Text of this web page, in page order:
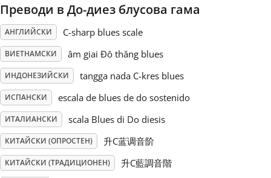
Polski
Português
Русский
Svenska
Tiếng Việt
Преводи в До-диез блусова гама
АНГЛИЙСКИ C-sharp blues scale
ВИЕТНАМСКИ âm giai Đô thăng blues
ИНДОНЕЗИЙСКИ tangga nada C-kres blues
ИСПАНСКИ escala de blues de do sostenido
ИТАЛИАНСКИ scala Blues di Do diesis
КИТАЙСКИ (ОПРОСТЕН) 升C蓝调音阶
КИТАЙСКИ (ТРАДИЦИОНЕН) 升C藍調音階